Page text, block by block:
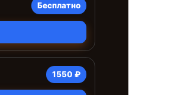
Бесплатно
1550 ₽